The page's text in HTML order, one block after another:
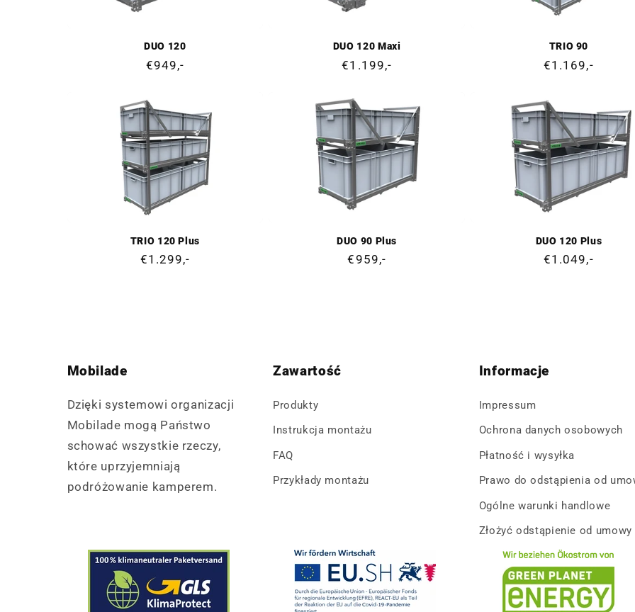
DUO 120
Cena
€949,-
DUO 120 Maxi
Cena
€1.199,-
TRIO 90
Cena
€1.169,-
TRIO 120 Plus
Cena
€1.299,-
DUO 90 Plus
Cena
€959,-
DUO 120 Plus
Cena
€1.049,-
Mobilade
Dzięki systemowi organizacji
Mobilade mogą Państwo
schować wszystkie rzeczy,
które uprzyjemniają
podróżowanie kamperem.
Zawartość
Produkty
Instrukcja montażu
FAQ
Przykłady montażu
Informacje
Impressum
Ochrona danych osobowych
Płatność i wysyłka
Prawo do odstąpienia od
Ogólne warunki handlowe
Złożyć odstąpienie od umowy